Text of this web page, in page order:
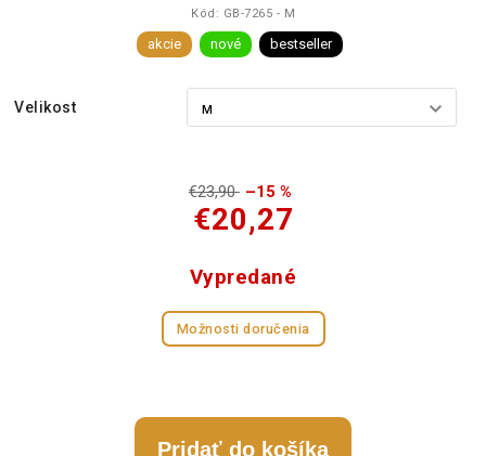
Kód: GB-7265 - M
akcie nové bestseller
Velikost
€23,90 –15 %
€20,27
Vypredané
Možnosti doručenia
Pridať do košíka